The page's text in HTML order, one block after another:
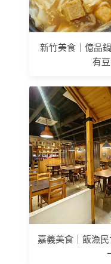
新竹美食｜億品
有
嘉義美食｜飯漁